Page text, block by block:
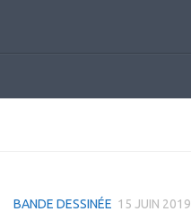
BANDE DESSINÉE 15 JUIN 2019